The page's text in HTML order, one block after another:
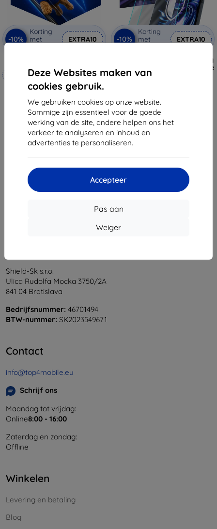
Deze Websites maken van
cookies gebruik.
We gebruiken cookies op onze website.
Sommige zijn essentieel voor de goede
werking van de site, andere helpen ons het
verkeer te analyseren en inhoud en
advertenties te personaliseren.
Accepteer
Pas aan
Weiger
-10%
Korting
met
EXTRA10
Op maat gemaakt
€ 20,90
€ 18,80
Op voorraad: 4 stuks
-10%
Korting
met
EXTRA10
3mk Hardy Fusion Hybrid gehard
beschermglas voor Apple iPad 4e
generatie
Op voorraad: > 5 stuks
Van totaal
«
Shield-Sk s.r.o.
Ulica Rudolfa Mocka 3750/2A
841 04 Bratislava
Bedrijfsnummer: 46701494
BTW-nummer: SK2023549671
Contact
info@top4mobile.eu
Schrijf ons
Maandag tot vrijdag:
Online8:00 - 16:00
Zaterdag en zondag:
Offline
Winkelen
Levering en betaling
Blog